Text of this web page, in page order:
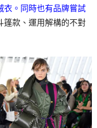
衣。同時也有品牌嘗試
篷款、運用解構的不對